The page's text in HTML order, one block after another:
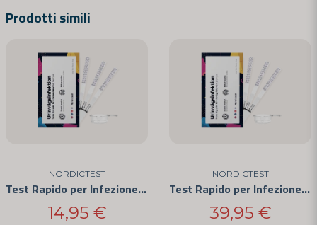
Prodotti simili
NORDICTEST
Test Rapido per Infezione delle Vie Urinarie 5 Confezioni
14,95 €
NORDICTEST
Test Rapido per Infezione delle Vie Urinarie 25 Confezioni
39,95 €
Sì, puoi pubblicare la mia domanda